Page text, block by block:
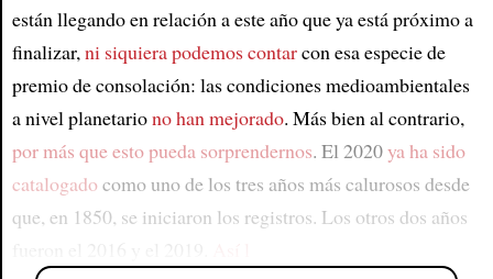
están llegando en relación a este año que ya está próximo a
finalizar,ni siquiera podemos contarcon esa especie de
premio de consolación: las condiciones medioambientales
a nivel planetariono han mejorado. Más bien al contrario,
por más que esto pueda sorprendernos. El 2020ya ha sido
catalogado como uno de los tres años más calurosos desde
que, en 1850, se iniciaron los registros. Los otros dos años